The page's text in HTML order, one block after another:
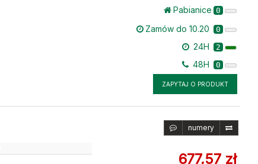
Pabianice 0
Zamów do 10.20 0
24H 2
48H 0
ZAPYTAJ O PRODUKT
numery
677,57 zł